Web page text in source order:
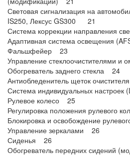
Световая сигнализация на
IS250, Лексус GS300 21
Система коррекции направления
Адаптивная система освещения
Фальшфейер 23
Управление стеклоочистителями
Обогреватель заднего стекла 24
Антиобледенитель щеток
Система индивидуальных
Рулевое колесо 25
Регулировка положения рулевого
Блокировка и освобождение
Управление зеркалами 26
Сиденья 26
Обогреватель передних сидений